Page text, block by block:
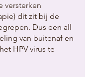
versterken
dit zit bij de
Dus een all
van buitenaf en
HPV virus te